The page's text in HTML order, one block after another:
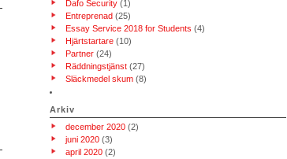
Dafo Security (1)
Entreprenad (25)
Essay Service 2018 for Students (4)
Hjärtstartare (10)
Partner (24)
Räddningstjänst (27)
Släckmedel skum (8)
Arkiv
december 2020 (2)
juni 2020 (3)
april 2020 (2)